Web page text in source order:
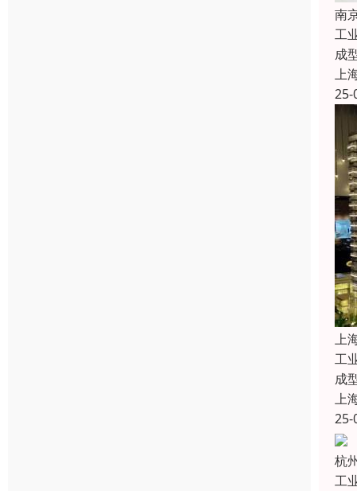
南
工
成
上
25-
上
工
成
上
25-
杭
工